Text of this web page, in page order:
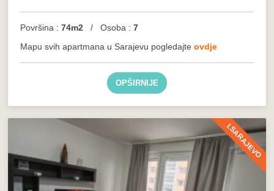
Površina : 74m2 / Osoba :7
Mapu svih apartmana u Sarajevu pogledajteovdje
OPŠIRNIJE
I.SARAJEVO